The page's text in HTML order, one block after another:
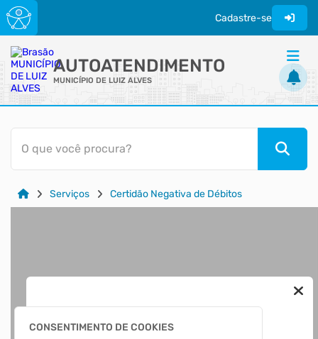
Cadastre-se
AUTOATENDIMENTO
MUNICÍPIO DE LUIZ ALVES
ACESSO RÁPIDO
Acessibilidade
Transparência
O que você procura?
Serviços Certidão Negativa de Débitos
CONSENTIMENTO DE COOKIES
Nota Nacional